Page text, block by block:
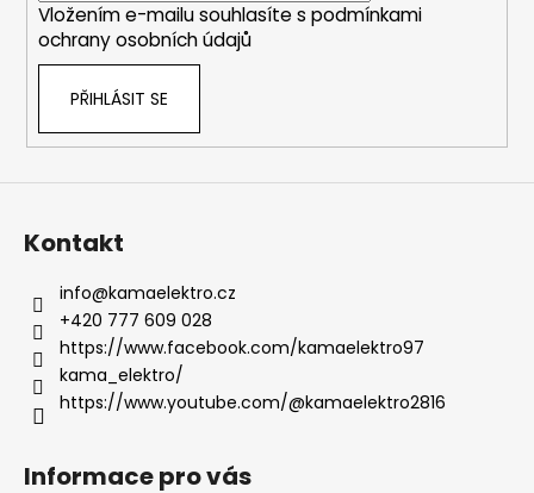
Vložením e-mailu souhlasíte s podmínkami
ochrany osobních údajů
PŘIHLÁSIT SE
Kontakt
info@kamaelektro.cz
+420 777 609 028
https://www.facebook.com/kamaelektro97
kama_elektro/
https://www.youtube.com/@kamaelektro2816
Informace pro vás